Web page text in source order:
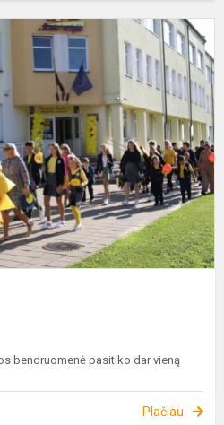
bendruomenė pasitiko dar vieną
Plačiau